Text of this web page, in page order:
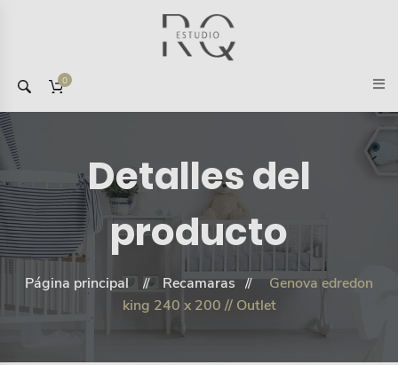
0
Detalles del
producto
Página principal Recamaras
Genova edredon
king 240 x 200 // Outlet